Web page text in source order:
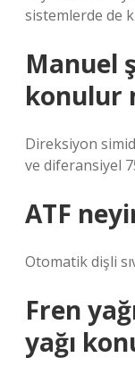
sistemlerde de
Manuel
konulur
Direksiyon
ve diferansiyel
ATF
Otomatik dişli
Fren
yağı